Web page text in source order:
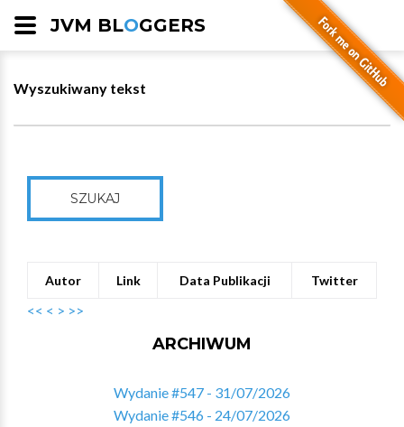
JVM BLOGGERS
Wyszukiwany tekst
SZUKAJ
Autor Link Data Publikacji Twitter
<< < > >>
ARCHIWUM
Wydanie #547 - 31/07/2026
Wydanie #546 - 24/07/2026